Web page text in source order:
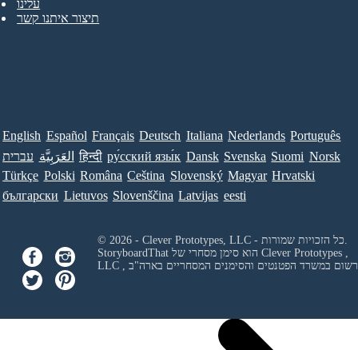
עלינו
תיצור איתנו קשר
English Español Français Deutsch Italiana Nederlands Português
עברית العَرَبِيَّة हिन्दी ру́сский язы́к Dansk Svenska Suomi Norsk
Türkçe Polski Româna Ceština Slovenský Magyar Hrvatski
български Lietuvos Slovenščina Latvijas eesti
Clever Prototypes ,
LLC
ורשום במשרד הפטנטים והסימנים המסחריים בארה"ב